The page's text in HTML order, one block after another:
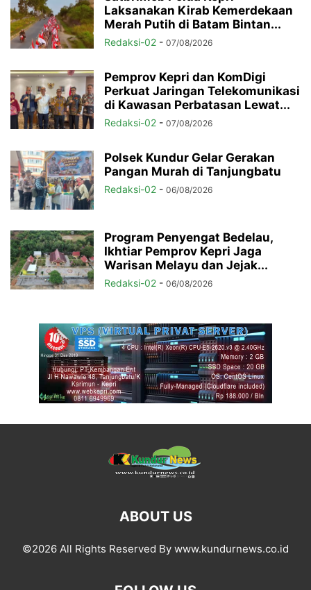
Laksanakan Kirab Kemerdekaan
Merah Putih di Batam Bintan...
Redaksi-02 - 07/08/2026
Pemprov Kepri dan KomDigi
Perkuat Jaringan Telekomunikasi
di Kawasan Perbatasan Lewat...
Redaksi-02 - 07/08/2026
Polsek Kundur Gelar Gerakan
Pangan Murah di Tanjungbatu
Redaksi-02 - 06/08/2026
Program Penyengat Bedelau,
Ikhtiar Pemprov Kepri Jaga
Warisan Melayu dan Jejak...
Redaksi-02 - 06/08/2026
ABOUT US
©2026 All Rights Reserved By www.kundurnews.co.id